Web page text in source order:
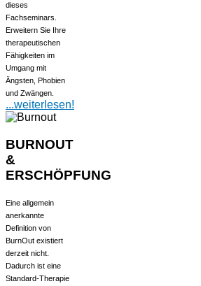
dieses
Fachseminars.
Erweitern Sie Ihre
therapeutischen
Fähigkeiten im
Umgang mit
Ängsten, Phobien
und Zwängen.
...weiterlesen!
BURNOUT
&
ERSCHÖPFUNG
Eine allgemein
anerkannte
Definition von
BurnOut existiert
derzeit nicht.
Dadurch ist eine
Standard-Therapie